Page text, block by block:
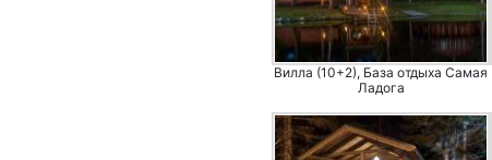
Вилла (10+2), База отдыха Самая
Ладога